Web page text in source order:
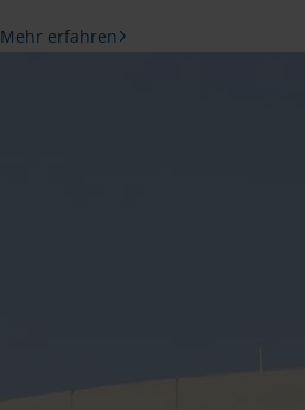
Mehr erfahren